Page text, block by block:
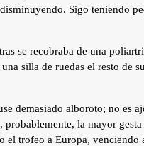
Sigo teniendo
se recobraba de una
silla de ruedas el resto de
demasiado alboroto; no es
la mayor
trofeo a Europa, venciendo